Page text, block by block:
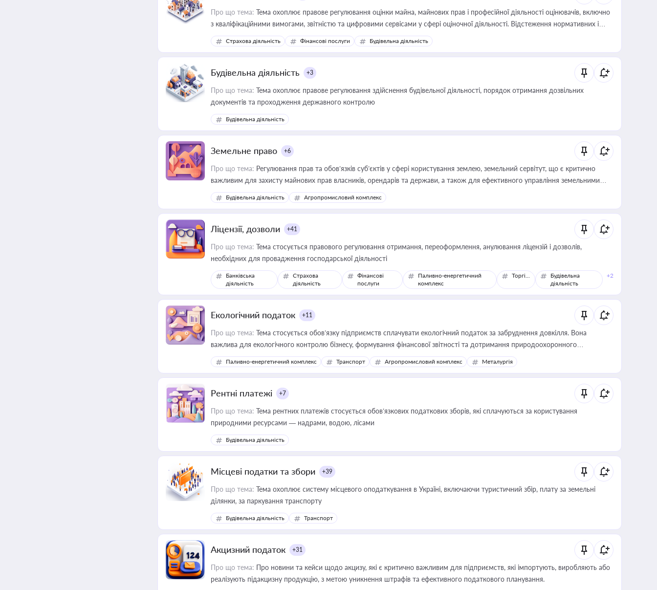
Про що тема: Тема охоплює правове регулювання оцінки майна, майнових прав і професійної діяльності оцінювачів, включно
з кваліфікаційними вимогами, звітністю та цифровими сервісами у сфері оціночної діяльності. Відстеження нормативних і
медійних змін у цій сфері корисне для власника бізнесу, керівника, юриста або бухгалтера під час оподаткування,
приватизації, оренди державного майна, корпоративних угод і перевірки статусу суб'єктів оціночної діяльності
Страхова діяльність Фінансові послуги Будівельна діяльність
Будівельна діяльність +3
Про що тема: Тема охоплює правове регулювання здійснення будівельної діяльності, порядок отримання дозвільних
документів та проходження державного контролю
Будівельна діяльність
Земельне право +6
Про що тема: Регулювання прав та обов’язків суб’єктів у сфері користування землею, земельний сервітут, що є критично
важливим для захисту майнових прав власників, орендарів та держави, а також для ефективного управління земельними
ресурсами
Будівельна діяльність Агропромисловий комплекс
Ліцензії, дозволи +41
Про що тема: Тема стосується правового регулювання отримання, переоформлення, анулювання ліцензій і дозволів,
необхідних для провадження господарської діяльності
Банківська
діяльність
Страхова
діяльність
Фінансові
послуги
Паливно-енергетичний
комплекс
Торгівля
Будівельна
діяльність
+2
Екологічний податок +11
Про що тема: Тема стосується обов’язку підприємств сплачувати екологічний податок за забруднення довкілля. Вона
важлива для екологічного контролю бізнесу, формування фінансової звітності та дотримання природоохоронного
законодавства
Паливно-енергетичний комплекс Транспорт Агропромисловий комплекс Металургія
Рентні платежі +7
Про що тема: Тема рентних платежів стосується обов’язкових податкових зборів, які сплачуються за користування
природними ресурсами — надрами, водою, лісами
Будівельна діяльність
Місцеві податки та збори +39
Про що тема: Тема охоплює систему місцевого оподаткування в Україні, включаючи туристичний збір, плату за земельні
ділянки, за паркування транспорту
Будівельна діяльність Транспорт
Акцизний податок +31
Про що тема: Про новини та кейси щодо акцизу, які є критично важливим для підприємств, які імпортують, виробляють або
реалізують підакцизну продукцію, з метою уникнення штрафів та ефективного податкового планування.